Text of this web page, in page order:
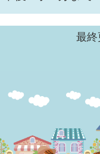
最終